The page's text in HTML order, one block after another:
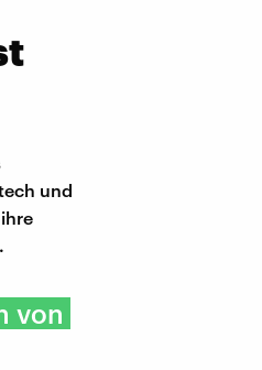
und
von